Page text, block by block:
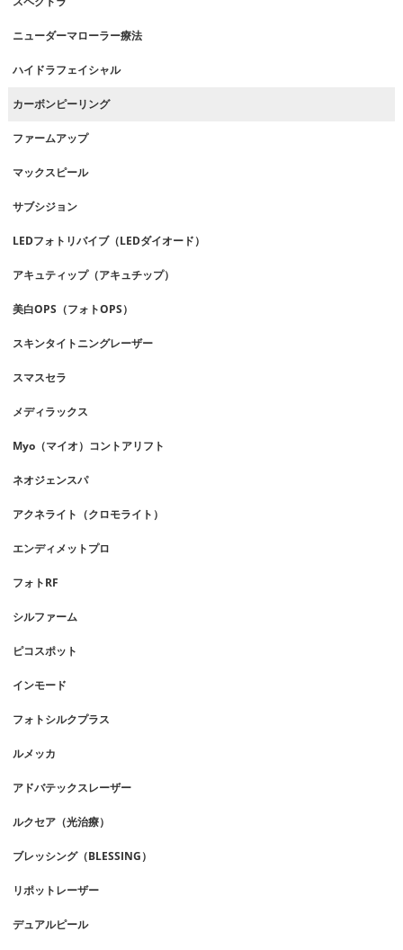
ニューダーマローラー療法
ハイドラフェイシャル
カーボンピーリング
ファームアップ
マックスピール
サブシジョン
LEDフォトリバイブ（LEDダイオード）
アキュティップ（アキュチップ）
美白OPS（フォトOPS）
スキンタイトニングレーザー
スマスセラ
メディラックス
Myo（マイオ）コントアリフト
ネオジェンスパ
アクネライト（クロモライト）
エンディメットプロ
フォトRF
シルファーム
ピコスポット
インモード
フォトシルクプラス
ルメッカ
アドバテックスレーザー
ルクセア（光治療）
ブレッシング（BLESSING）
リポットレーザー
デュアルピール